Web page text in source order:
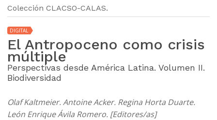
Colección CLACSO-CALAS.
DIGITAL
El Antropoceno como crisis
múltiple
Perspectivas desde América Latina. Volumen II.
Biodiversidad
Olaf Kaltmeier. Antoine Acker. Regina Horta Duarte.
León Enrique Ávila Romero. [Editores/as]